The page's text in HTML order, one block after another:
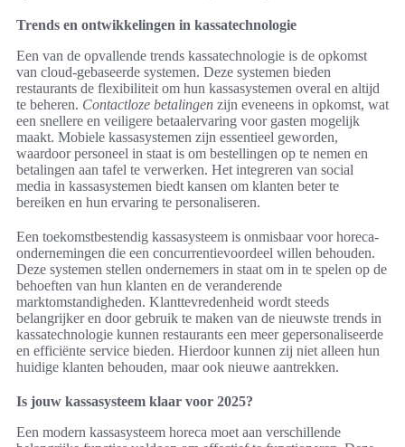
Trends en ontwikkelingen in kassatechnologie
Een van de opvallende trends kassatechnologie is de opkomst
van cloud-gebaseerde systemen. Deze systemen bieden
restaurants de flexibiliteit om hun kassasystemen overal en altijd
te beheren. Contactloze betalingen zijn eveneens in opkomst, wat
een snellere en veiligere betaalervaring voor gasten mogelijk
maakt. Mobiele kassasystemen zijn essentieel geworden,
waardoor personeel in staat is om bestellingen op te nemen en
betalingen aan tafel te verwerken. Het integreren van social
media in kassasystemen biedt kansen om klanten beter te
bereiken en hun ervaring te personaliseren.
Een toekomstbestendig kassasysteem is onmisbaar voor horeca-
ondernemingen die een concurrentievoordeel willen behouden.
Deze systemen stellen ondernemers in staat om in te spelen op de
behoeften van hun klanten en de veranderende
marktomstandigheden. Klanttevredenheid wordt steeds
belangrijker en door gebruik te maken van de nieuwste trends in
kassatechnologie kunnen restaurants een meer gepersonaliseerde
en efficiënte service bieden. Hierdoor kunnen zij niet alleen hun
huidige klanten behouden, maar ook nieuwe aantrekken.
Is jouw kassasysteem klaar voor 2025?
Een modern kassasysteem horeca moet aan verschillende